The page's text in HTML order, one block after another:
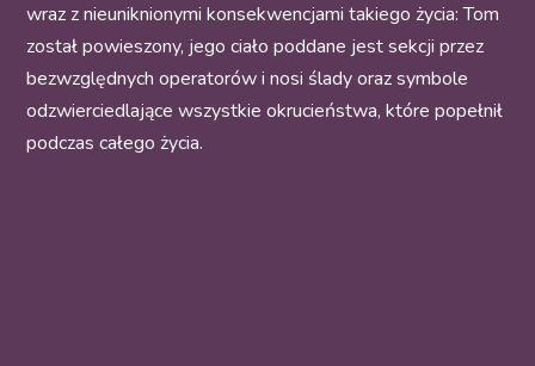
wraz z nieuniknionymi konsekwencjami takiego życia: Tom
został powieszony, jego ciało poddane jest sekcji przez
bezwzględnych operatorów i nosi ślady oraz symbole
odzwierciedlające wszystkie okrucieństwa, które popełnił
podczas całego życia.